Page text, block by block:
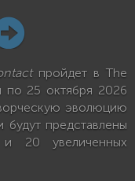
пройдет в The
по 25 октября 2026
эволюцию
будут представлены
20 увеличенных